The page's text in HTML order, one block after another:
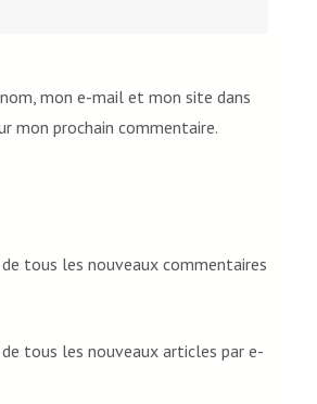
mon e-mail et mon site dans
mon prochain commentaire.
tous les nouveaux commentaires
tous les nouveaux articles par e-